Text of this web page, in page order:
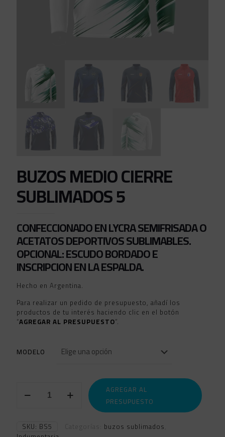
BUZOS MEDIO CIERRE
SUBLIMADOS 5
CONFECCIONADO EN LYCRA SEMIFRISADA O
ACETATOS DEPORTIVOS SUBLIMABLES.
OPCIONAL: ESCUDO BORDADO E
INSCRIPCION EN LA ESPALDA.
Hecho en Argentina.
Para realizar un pedido de presupuesto, añadí los
productos de tu interés haciendo clic en el botón
“AGREGAR AL PRESUPUESTO”.
MODELO
MEDIO
cantidad
AGREGAR AL
PRESUPUESTO
SKU: BS5 Categorías: buzos sublimados